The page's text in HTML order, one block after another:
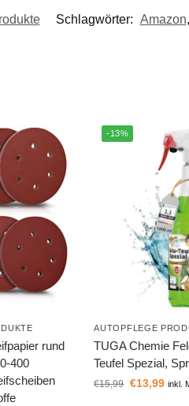
Schlagwörter: Amazon,
rund
400
-13%
AUTOPFLEGE
TUGA Chemie
Teufel Spezial,
€15,99 €13,99 inkl.